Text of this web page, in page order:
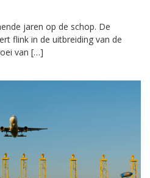
jaren op de schop. De
flink in de uitbreiding van de
van […]